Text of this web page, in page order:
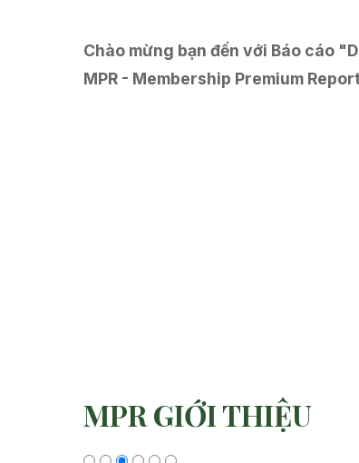
Chào mừng bạn đến với Báo cáo
MPR - Membership Premium
MPR GIỚI THIỆU